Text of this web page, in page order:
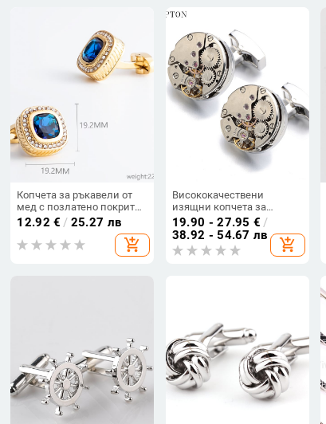
глава, риба
Копчета за ръкавели от
мед с позлатено покритие
и цветни циркони,
геометричен дизайн,
унисекс
12.92 € / 25.27 лв
add_shopping_cart
Висококачествени
изящни копчета за
ръкавели с механизъм за
часовник, мъжки френски
копчета за ръкавели, за
да се развие безсловесен
19.90 - 27.95 € /
38.92 - 54.67 лв
add_shopping_cart